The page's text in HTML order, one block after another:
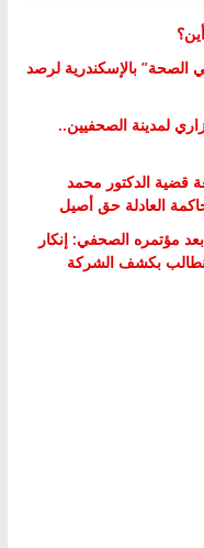
بالإسكندرية لرصد
لمدينة الصحفيين..
قضية الدكتور محمد
العادلة حق أصيل
مؤتمره الصحفي: إنكار
بكشف الشركة